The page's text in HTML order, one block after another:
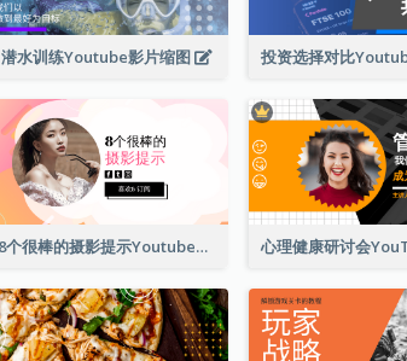
潜水训练Youtube影片缩图
8个很棒的摄影提示Youtube影片缩图